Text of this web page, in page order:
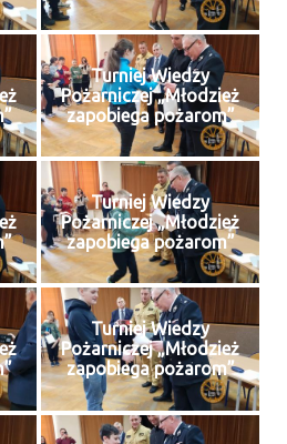
Turniej Wiedzy
Pożarniczej „Młodzież
zapobiega pożarom”
Turniej Wiedzy
Pożarniczej „Młodzież
zapobiega pożarom”
Turniej Wiedzy
Pożarniczej „Młodzież
zapobiega pożarom”